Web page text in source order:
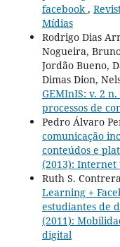
facebook ,
Mídias
Rodrigo Dias
Nogueira,
Jordão Bueno,
Dimas Dion,
GEMInIS: v. 2
processos de
Pedro Álvaro
comunicação
conteúdos e
(2013): Internet
Ruth S.
Learning +
estudiantes de
(2011):
digital